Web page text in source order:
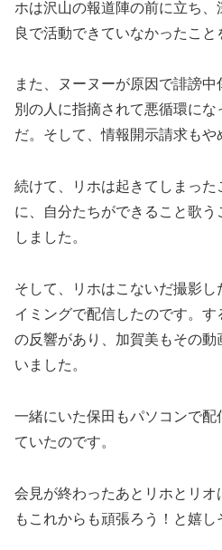
ホは沢山の報道陣の前に立ち
良で活動できていなかったこと
また、ヌーヌーが原因で誹謗中
別の人に指摘されて悪循環に
だ。そして、情報開示請求もや
続けて、リホは起きてしまった
に、自分たちができること歌
しました。
そして、リホはこないだ撮影
イミングで配信したのです。す
の反響があり、加賀美もその
いました。
一緒にいた保田もパソコンで
ていたのです。
会見が終わったあとリホとリオ
もこれからも頑張ろう！と嬉し